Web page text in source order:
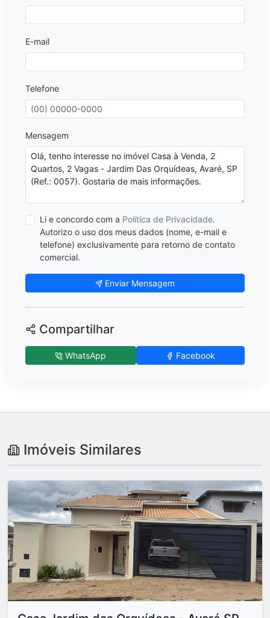
E-mail
Telefone
Mensagem
Li e concordo com a Política de Privacidade.
Autorizo o uso dos meus dados (nome, e-mail e
telefone) exclusivamente para retorno de contato
comercial.
Enviar Mensagem
Compartilhar
WhatsApp Facebook
Imóveis Similares